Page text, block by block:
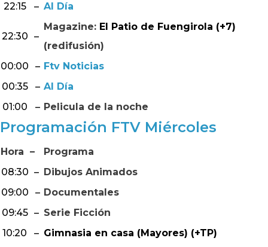
22:15
– Al Día
22:30 –
Magazine: El Patio de Fuengirola (+7)
(redifusión)
00:00
– Ftv Noticias
00:35
– Al Día
01:00
– Pelicula de la noche
Programación FTV Miércoles
Hora –
Programa
08:30 – Dibujos Animados
09:00
– Documentales
09:45 – Serie Ficción
10:20
– Gimnasia en casa (Mayores) (+TP)